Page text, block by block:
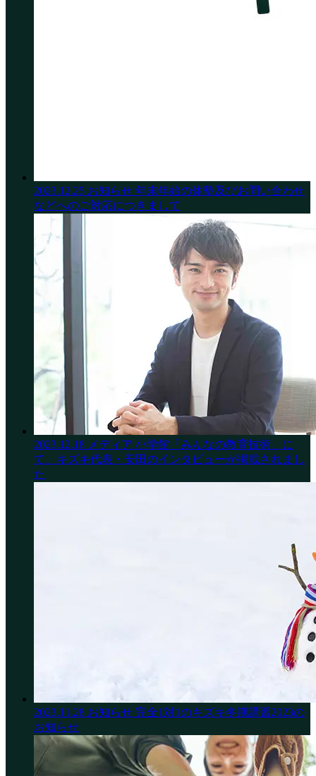
2023.12.25 お知らせ 年末年始の休塾及びお問い合わせ
などへのご対応につきまして
2023.12.18 メディア 小学館「みんなの教育技術」に
て、キズキ代表・安田のインタビューが掲載されまし
た
2023.11.28 お知らせ 完全1対1のキズキ冬期講習2023の
お知らせ